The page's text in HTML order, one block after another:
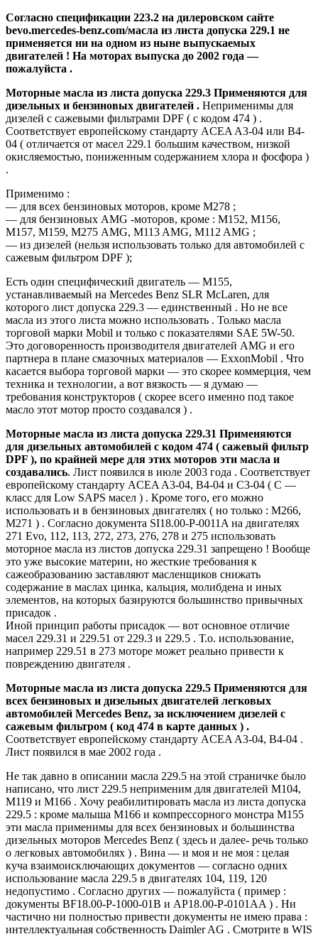
Согласно спецификации 223.2 на дилеровском сайте
bevo.mercedes-benz.com/масла из листа допуска 229.1 не
применяется ни на одном из ныне выпускаемых
двигателей ! На моторах выпуска до 2002 года —
пожалуйста .
Моторные масла из листа допуска 229.3 Применяются для
дизельных и бензиновых двигателей . Неприменимы для
дизелей с сажевыми фильтрами DPF ( с кодом 474 ) .
Соответствует европейскому стандарту ACEA A3-04 или B4-
04 ( отличается от масел 229.1 большим качеством, низкой
окисляемостью, пониженным содержанием хлора и фосфора )
.
Применимо :
— для всех бензиновых моторов, кроме М278 ;
— для бензиновых AMG -моторов, кроме : М152, М156,
М157, М159, М275 AMG, M113 AMG, M112 AMG ;
— из дизелей (нельзя использовать только для автомобилей с
сажевым фильтром DPF );
Есть один специфический двигатель — М155,
устанавливаемый на Mercedes Benz SLR McLaren, для
которого лист допуска 229.3 — единственный . Но не все
масла из этого листа можно использовать . Только масла
торговой марки Mobil и только с показателями SAE 5W-50.
Это договоренность производителя двигателей AMG и его
партнера в плане смазочных материалов — ExxonMobil . Что
касается выбора торговой марки — это скорее коммерция, чем
техника и технологии, а вот вязкость — я думаю —
требования конструкторов ( скорее всего именно под такое
масло этот мотор просто создавался ) .
Моторные масла из листа допуска 229.31 Применяются
для дизельных автомобилей с кодом 474 ( сажевый фильтр
DPF ), по крайней мере для этих моторов эти масла и
создавались. Лист появился в июле 2003 года . Соответствует
европейскому стандарту ACEA A3-04, B4-04 и С3-04 ( С —
класс для Low SAPS масел ) . Кроме того, его можно
использовать и в бензиновых двигателях ( но только : М266,
М271 ) . Согласно документа SI18.00-P-0011A на двигателях
271 Evo, 112, 113, 272, 273, 276, 278 и 275 использовать
моторное масла из листов допуска 229.31 запрещено ! Вообще
это уже высокие материи, но жесткие требования к
сажеобразованию заставляют масленщиков снижать
содержание в маслах цинка, кальция, молибдена и иных
элементов, на которых базируются большинство привычных
присадок .
Иной принцип работы присадок — вот основное отличие
масел 229.31 и 229.51 от 229.3 и 229.5 . Т.о. использование,
например 229.51 в 273 моторе может реально привести к
повреждению двигателя .
Моторные масла из листа допуска 229.5 Применяются для
всех бензиновых и дизельных двигателей легковых
автомобилей Mercedes Benz, за исключением дизелей с
сажевым фильтром ( код 474 в карте данных ) .
Соответствует европейскому стандарту ACEA A3-04, B4-04 .
Лист появился в мае 2002 года .
Не так давно в описании масла 229.5 на этой страничке было
написано, что лист 229.5 неприменим для двигателей М104,
М119 и М166 . Хочу реабилитировать масла из листа допуска
229.5 : кроме малыша М166 и компрессорного монстра М155
эти масла применимы для всех бензиновых и большинства
дизельных моторов Mercedes Benz ( здесь и далее- речь только
о легковых автомобилях ) . Вина — и моя и не моя : целая
куча взаимоисключающих документов — согласно одних
использование масла 229.5 в двигателях 104, 119, 120
недопустимо . Согласно других — пожалуйста ( пример :
документы BF18.00-P-1000-01B и AP18.00-P-0101AA ) . Ни
частично ни полностью привести документы не имею права :
интеллектуальная собственность Daimler AG . Смотрите в WIS